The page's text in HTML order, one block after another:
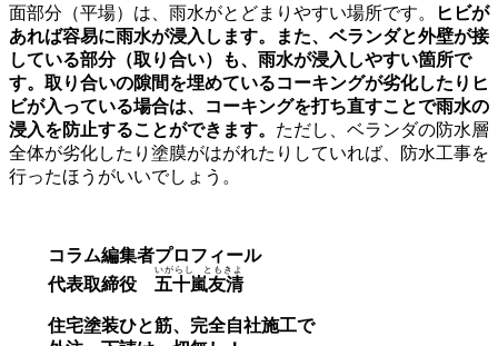
面部分（平場）は、雨水がとどまりやすい場所です。
ヒビが
あれば容易に雨水が浸入します。また、ベランダと外壁が接
している部分（取り合い）も、雨水が浸入しやすい箇所で
す。取り合いの隙間を埋めているコーキングが劣化したりヒ
ビが入っている場合は、コーキングを打ち直すことで雨水の
浸入を防止することができます。 ただし、ベランダの防水層
全体が劣化したり塗膜がはがれたりしていれば、防水工事を
行ったほうがいいでしょう。
コラム編集者プロフィール
代表取締役 五十嵐友清
いがらし ともきよ
住宅塗装ひと筋、完全自社施工で